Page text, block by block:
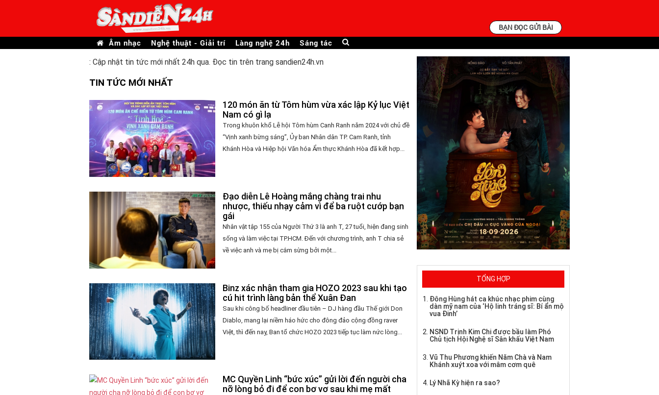
BẠN ĐỌC GỬI BÀI
Âm nhạc Nghệ thuật - Giải trí Làng nghệ 24h Sáng tác
: Cập nhật tin tức mới nhất 24h qua. Đọc tin trên trang sandien24h.vn
TIN TỨC MỚI NHẤT
120 món ăn từ Tôm hùm vừa xác lập Kỷ lục Việt
Nam có gì lạ
Trong khuôn khổ Lễ hội Tôm hùm Canh Ranh năm 2024 với chủ đề
“Vịnh xanh bừng sáng”, Ủy ban Nhân dân TP. Cam Ranh, tỉnh
Khánh Hòa và Hiệp hội Văn hóa Ẩm thực Khánh Hòa đã kết hợp...
Đạo diễn Lê Hoàng mắng chàng trai nhu
nhược, thiếu nhạy cảm vì để ba ruột cướp bạn
gái
Nhân vật tập 155 của Người Thứ 3 là anh T, 27 tuổi, hiện đang sinh
sống và làm việc tại TP.HCM. Đến với chương trình, anh T chia sẻ
về việc anh và mẹ bị cắm sừng bởi một...
Binz xác nhận tham gia HOZO 2023 sau khi tạo
cú hit trình làng bản thể Xuân Đan
Sau khi công bố headliner đầu tiên – DJ hàng đầu Thế giới Don
Diablo, mang lại niềm háo hức cho đông đảo cộng đồng raver
Việt, thì đến nay, Ban tổ chức HOZO 2023 tiếp tục làm nức lòng...
MC Quyền Linh “bức xúc” gửi lời đến người cha
nỡ lòng bỏ đi để con bơ vơ sau khi mẹ mất
TỔNG HỢP
Đông Hùng hát ca khúc nhạc phim cùng
dàn mỹ nam của ‘Hộ linh tráng sĩ: Bí ẩn mộ
vua Đinh’
NSND Trịnh Kim Chi được bầu làm Phó
Chủ tịch Hội Nghệ sĩ Sân khấu Việt Nam
Vũ Thu Phương khiến Năm Chà và Nam
Khánh xuýt xoa với mâm cơm quê
Lý Nhã Kỳ hiện ra sao?